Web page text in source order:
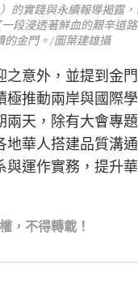
的實踐與永續報導揭露
段浸透著鮮血的艱辛道
的金門。/圖葉建雄攝
意外，並提到金
推動兩岸與國際
天，除有大會專
華人搭建品質溝
運作實務，提升
，不得轉載！